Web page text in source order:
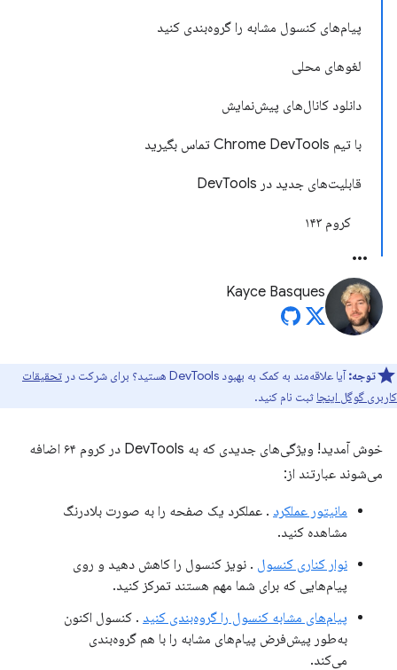
پیام‌های کنسول مشابه را گروه‌بندی کنید
لغوهای محلی
دانلود کانال‌های پیش‌نمایش
با تیم Chrome DevTools تماس بگیرید
قابلیت‌های جدید در DevTools
کروم ۱۴۳
Kayce Basques
توجه:آیا علاقه‌مند به کمک به بهبود DevTools هستید؟ برای شرکت در
تحقیقات
کاربری گوگل اینجا ثبت نام کنید.
خوش آمدید! ویژگی‌های جدیدی که به DevTools در کروم ۶۴ اضافه
می‌شوند عبارتند از:
مانیتور عملکرد . عملکرد یک صفحه را به صورت بلادرنگ
مشاهده کنید.
نوار کناری کنسول . نویز کنسول را کاهش دهید و روی
پیام‌هایی که برای شما مهم هستند تمرکز کنید.
پیام‌های مشابه کنسول را گروه‌بندی کنید . کنسول اکنون
به‌طور پیش‌فرض پیام‌های مشابه را با هم گروه‌بندی
می‌کند.